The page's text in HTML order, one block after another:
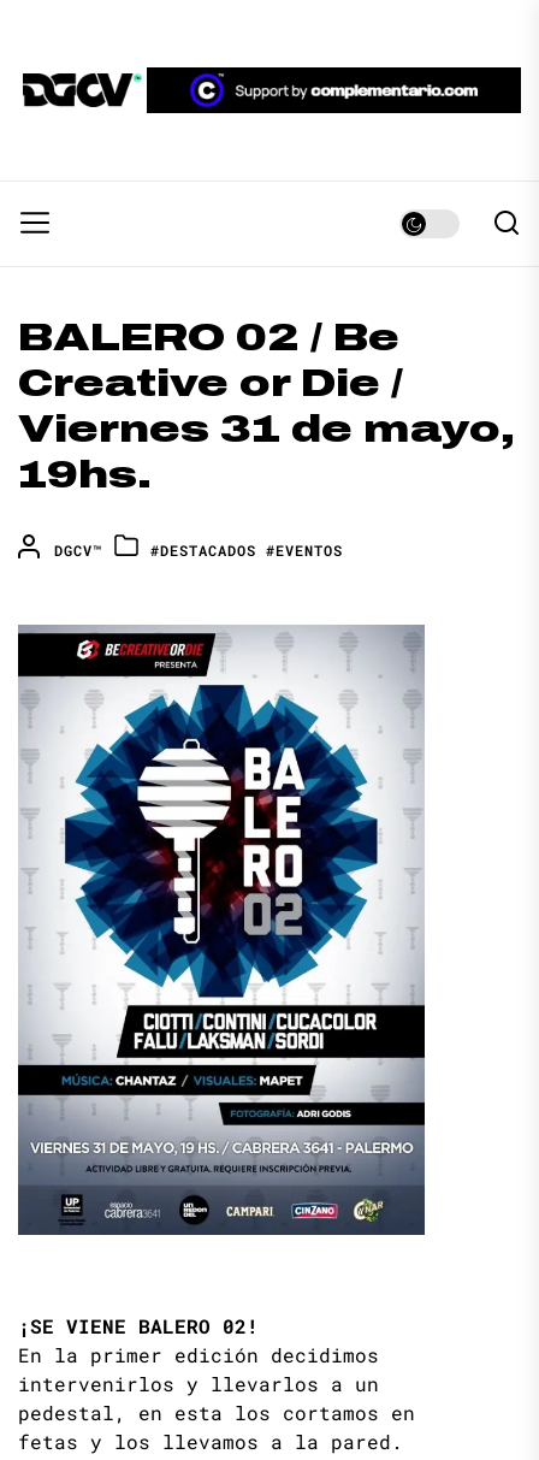
the
content
DGCV™
BALERO 02 / Be
Creative or Die /
Viernes 31 de mayo,
19hs.
DGCV™ #DESTACADOS #EVENTOS
¡SE VIENE BALERO 02!
En la primer edición decidimos
intervenirlos y llevarlos a un
pedestal, en esta los cortamos en
fetas y los llevamos a la pared.